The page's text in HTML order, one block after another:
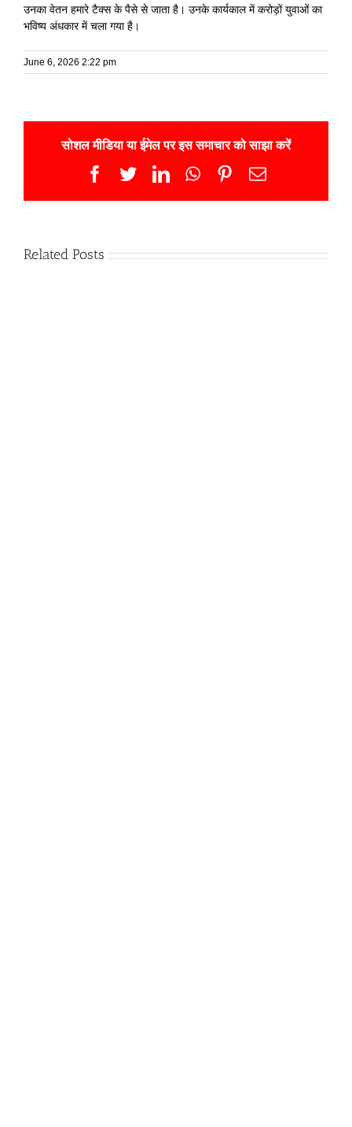
उनका वेतन हमारे टैक्स के पैसे से जाता है। उनके कार्यकाल में करोड़ों युवाओं का
भविष्य अंधकार में चला गया है।
June 6, 2026 2:22 pm
सोशल मीडिया या ईमेल पर इस समाचार को साझा करें
Facebook
TwitterLinkedInWhatsApp
Pinterest
Email
Related Posts